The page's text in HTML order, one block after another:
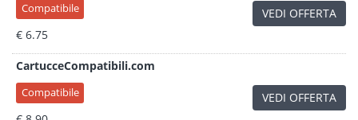
Compatibile
€ 6.75
VEDI OFFERTA
CartucceCompatibili.com
Compatibile VEDI OFFERTA